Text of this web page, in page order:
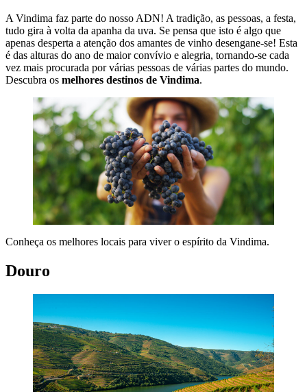
A Vindima faz parte do nosso ADN! A tradição, as pessoas, a festa,
tudo gira à volta da apanha da uva. Se pensa que isto é algo que
apenas desperta a atenção dos amantes de vinho desengane-se! Esta
é das alturas do ano de maior convívio e alegria, tornando-se cada
vez mais procurada por várias pessoas de várias partes do mundo.
Descubra os melhores destinos de Vindima.
Conheça os melhores locais para viver o espírito da Vindima.
Douro